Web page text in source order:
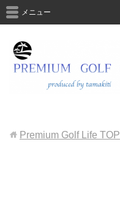
メニュー
Premium Golf Life TOP